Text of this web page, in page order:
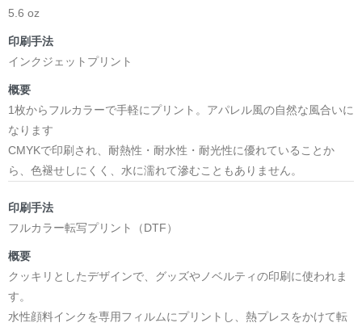
5.6 oz
印刷手法
インクジェットプリント
概要
1枚からフルカラーで手軽にプリント。アパレル風の自然な風合いに
なります
CMYKで印刷され、耐熱性・耐水性・耐光性に優れていることか
ら、色褪せしにくく、水に濡れて滲むこともありません。
印刷手法
フルカラー転写プリント（DTF）
概要
クッキリとしたデザインで、グッズやノベルティの印刷に使われま
す。
水性顔料インクを専用フィルムにプリントし、熱プレスをかけて転